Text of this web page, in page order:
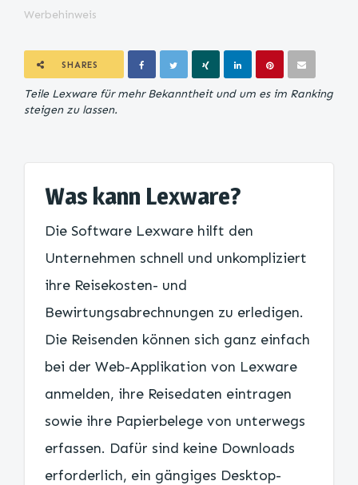
Werbehinweis
SHARES
Teile Lexware für mehr Bekanntheit und um es im Ranking
steigen zu lassen.
Was kann Lexware?
Die Software Lexware hilft den
Unternehmen schnell und unkompliziert
ihre Reisekosten- und
Bewirtungsabrechnungen zu erledigen.
Die Reisenden können sich ganz einfach
bei der Web-Applikation von Lexware
anmelden, ihre Reisedaten eintragen
sowie ihre Papierbelege von unterwegs
erfassen. Dafür sind keine Downloads
erforderlich, ein gängiges Desktop-